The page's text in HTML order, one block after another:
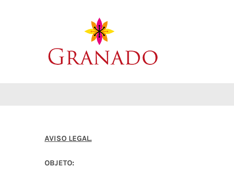
AVISO LEGAL.
OBJETO: